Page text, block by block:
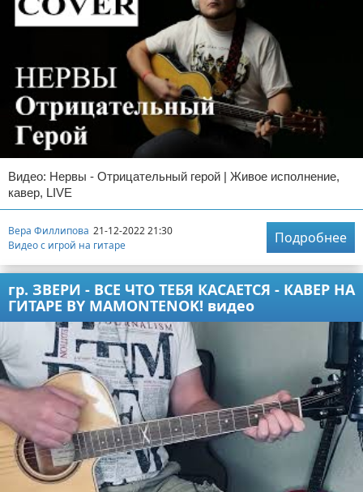
Видео: Нервы - Отрицательный герой | Живое исполнение,
кавер, LIVE
Вера Филлипова 21-12-2022 21:30
Видео с игрой на гитаре
Подробнее
гр. ЗВЕРИ - ВСЕ ЧТО ТЕБЯ КАСАЕТСЯ - КАВЕР НА
ГИТАРЕ BY MAMONTENOK! видео